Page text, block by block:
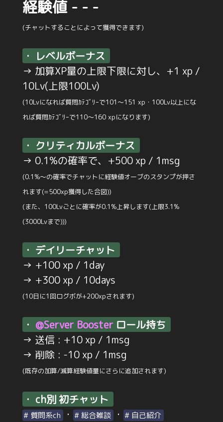
経験値 - - -
(チャットすることによって獲得できます)
・ レベルボーナス
→ 加算XP量の上限下限に対し、+1 xp /
10Lv(上限100Lv)
(10Lvになれば質問ｶﾃｺﾞﾘｰで101～151 xp・100Lv以上にな
れば質問ｶﾃｺﾞﾘｰで110～160 xpになります)
・ クリティカルボーナス
→ 0.1%の確率で、+500 xp / 1msg
(0.1%～の確率でチャットに経験値オーブのスタンプが押さ
れます(=500xp獲得した合図))
(また、100Lvごとに確率が0.1%上昇します(上限3.1%
(3000Lvまで)))
・ デイリーチャット
→ +100 xp / 1day
→ +300 xp / 10days
(10日に1回ログボが+200xpされます)
・ @Server Boosterロール持ち
→ 送信 : +10 xp / 1msg
→ 削除 : -10 xp / 1msg
(既存の加算/減算経験値量にさらに追加されます)
・ ch別 初チャット
# 質問系ch ・ # 総合雑談 ・ # 自己紹介